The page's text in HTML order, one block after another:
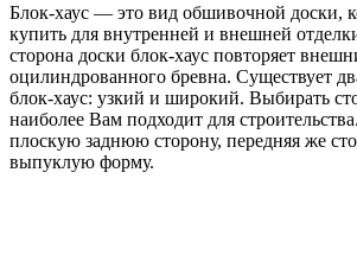
Блок-хаус — это вид обшивочной доски,
купить для внутренней и внешней
сторона доски блок-хаус повторяет
оцилиндрованного бревна. Существует
блок-хаус: узкий и широкий. Выбирать
наиболее Вам подходит для
плоскую заднюю сторону, передняя же
выпуклую форму.